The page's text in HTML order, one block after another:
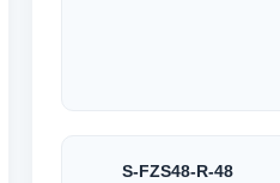
S-FZS48-R-48